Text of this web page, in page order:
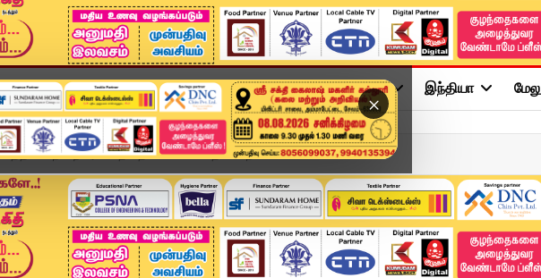
×
அண்மை தமிழ்நாடு சினிமா அரசியல் விளையாட்டு இந்தியா
பத்தியில் நின்ற பராசக்தி.. தலையிட்ட சக்திவாய்ந்...